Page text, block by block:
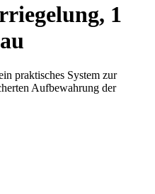
1
praktisches System zur
Aufbewahrung der